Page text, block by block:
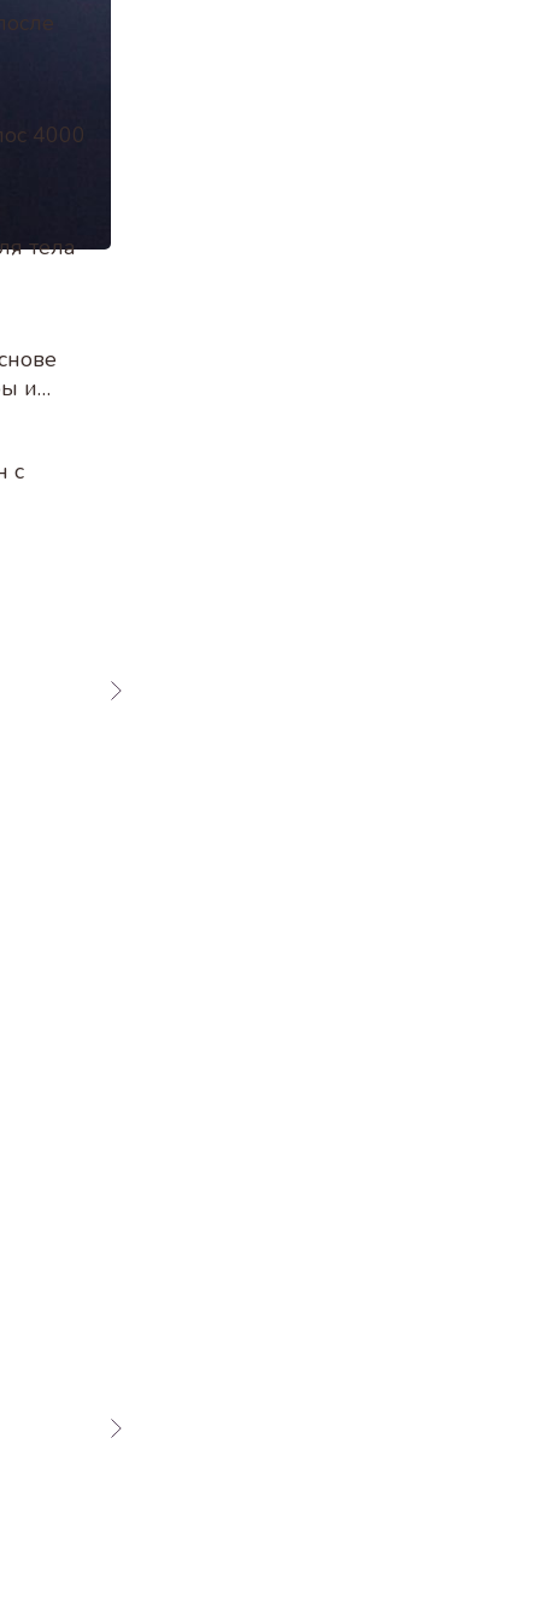
4000
тела
и
с